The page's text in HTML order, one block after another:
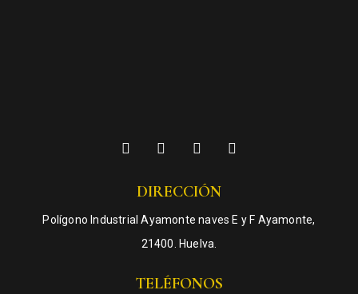
DIRECCIÓN
Polígono Industrial Ayamonte naves E y F Ayamonte,
21400. Huelva.
TELÉFONOS